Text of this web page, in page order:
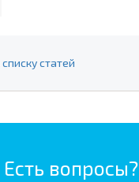
статей
Есть вопросы?